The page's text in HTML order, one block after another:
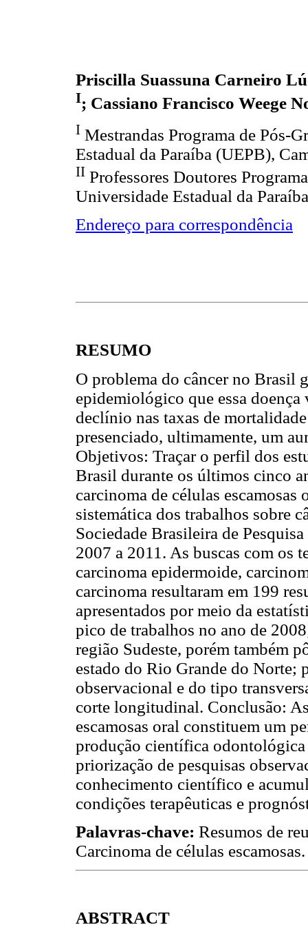
Priscilla Suassuna Carneiro
I; Cassiano Francisco Weege
I Mestrandas Programa de Pós-
Estadual da Paraíba (UEPB),
II Professores Doutores
Universidade Estadual da
Endereço para correspondência
RESUMO
O problema do câncer no Brasil
epidemiológico que essa doença
declínio nas taxas de
presenciado, ultimamente, um
Objetivos: Traçar o perfil dos
Brasil durante os últimos cinco
carcinoma de células
sistemática dos trabalhos sobre
Sociedade Brasileira de
2007 a 2011. As buscas com os
carcinoma epidermoide,
carcinoma resultaram em 199
apresentados por meio da
pico de trabalhos no ano de
região Sudeste, porém também
estado do Rio Grande do Norte;
observacional e do tipo
corte longitudinal. Conclusão:
escamosas oral constituem um
produção científica
priorização de pesquisas
conhecimento científico e
condições terapêuticas e
Palavras-chave: Resumos de
Carcinoma de células escamosas.
ABSTRACT